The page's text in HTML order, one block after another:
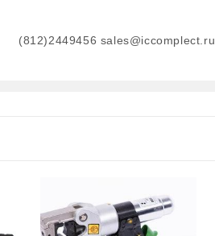
(812)2449456 sales@iccomplect.ru